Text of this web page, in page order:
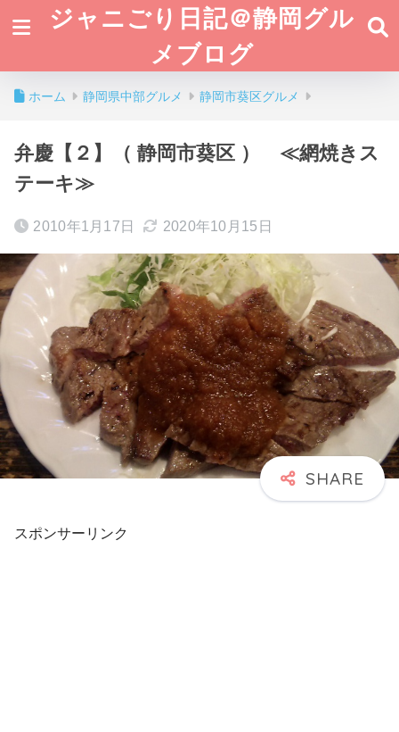
ジャニごり日記＠静岡グル
メブログ
ホーム 静岡県中部グルメ 静岡市葵区グルメ
弁慶【２】（ 静岡市葵区 ） ≪網焼きス
テーキ≫
2010年1月17日 2020年10月15日
スポンサーリンク